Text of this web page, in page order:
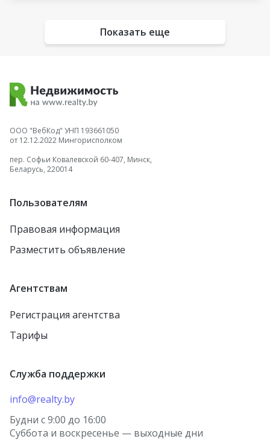
Показать еще
ООО "ВебКод" УНП 193661050
от 12.12.2022 Мингорисполком
пер. Софьи Ковалевской 60-407, Минск,
Беларусь, 220014
Пользователям
Правовая информация
Разместить объявление
Агентствам
Регистрация агентства
Тарифы
Служба поддержки
info@realty.by
Будни с 9:00 до 16:00
Суббота и воскресенье — выходные дни